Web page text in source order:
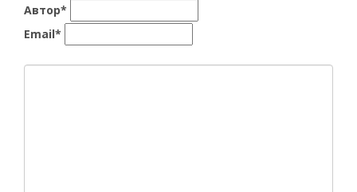
Автор*
Email*